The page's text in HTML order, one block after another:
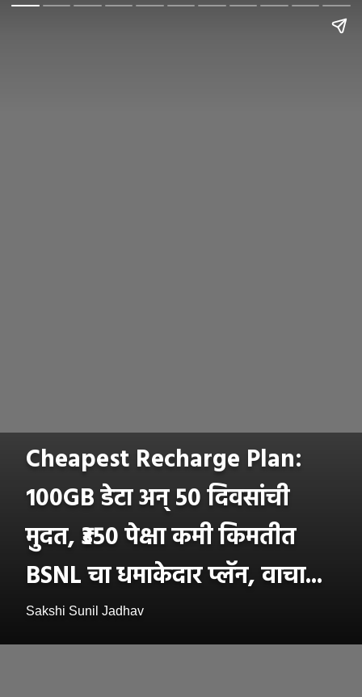
Cheapest Recharge Plan:
100GB डेटा अन् 50 दिवसांची
मुदत, ₹350 पेक्षा कमी किमतीत
BSNL चा धमाकेदार प्लॅन, वाचा...
Sakshi Sunil Jadhav